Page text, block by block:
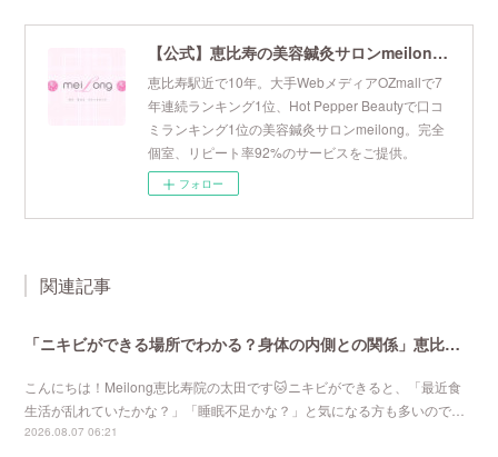
【公式】恵比寿の美容鍼灸サロンmeilong｜ツボを押さえた針・お灸の治療で美容と健康を叶えます
恵比寿駅近で10年。大手WebメディアOZmallで7
年連続ランキング1位、Hot Pepper Beautyで口コ
ミランキング1位の美容鍼灸サロンmeilong。完全
個室、リピート率92%のサービスをご提供。
フォロー
関連記事
「ニキビができる場所でわかる？身体の内側との関係」恵比寿で口コミNo 1美容鍼灸ならmeilong
こんにちは！Meilong恵比寿院の太田です🐱ニキビができると、「最近食
生活が乱れていたかな？」「睡眠不足かな？」と気になる方も多いので…
2026.08.07 06:21